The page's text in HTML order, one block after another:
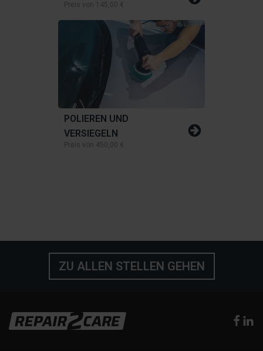
Preis von 145,00 €
POLIEREN UND
VERSIEGELN
Preis von 450,00 €
ZU ALLEN STELLEN GEHEN